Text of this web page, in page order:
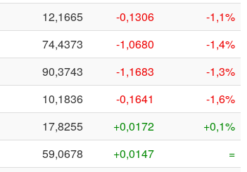
12,1665 -0,1306
-1,1%
74,4373 -1,0680
-1,4%
90,3743 -1,1683
-1,3%
10,1836 -0,1641
-1,6%
17,8255 +0,0172
+0,1%
59,0678 +0,0147
=